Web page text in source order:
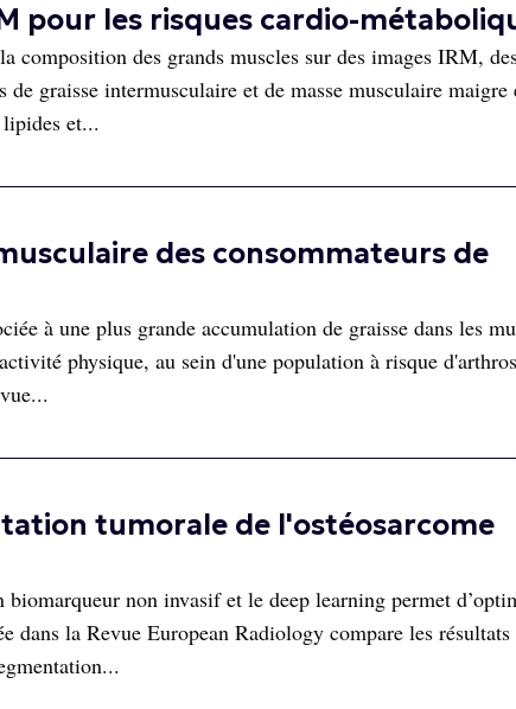
pour les risques cardio-
composition des grands muscles sur des images IRM,
graisse intermusculaire et de masse musculaire maigre
et...
des consommateurs de
à une plus grande accumulation de graisse dans les
physique, au sein d'une population à risque
tumorale de l'ostéosarcome
non invasif et le deep learning permet
dans la Revue European Radiology compare les